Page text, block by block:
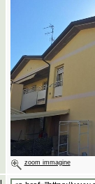
zoom immagine